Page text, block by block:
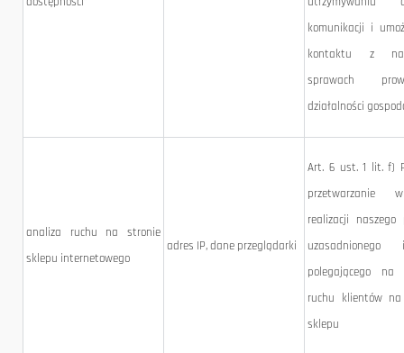
komunikacji i
kontaktu z
sprawach
działalności
analiza ruchu na stronie
sklepu internetowego
adres IP, dane przeglądarki
Art. 6 ust. 1 lit. f)
przetwarzanie
realizacji naszego
uzasadnionego
polegającego na
ruchu klientów
sklepu